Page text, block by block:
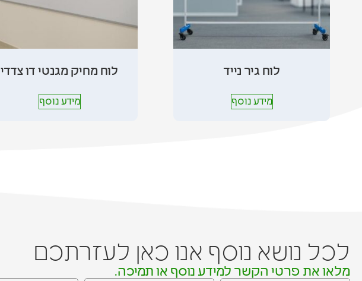
לוח גיר נייד
מידע נוסף
לוח מחיק מגנטי דו צדדי
מידע נוסף
לכל נושא נוסף אנו כאן לעזרתכם
מלאו את פרטי הקשר למידע נוסף או תמיכה.